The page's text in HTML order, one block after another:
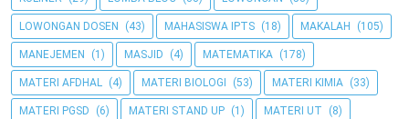
LOWONGAN DOSEN (43) MAHASISWA IPTS (18) MAKALAH (105)
MANEJEMEN (1) MASJID (4) MATEMATIKA (178)
MATERI AFDHAL (4) MATERI BIOLOGI (53) MATERI KIMIA (33)
MATERI PGSD (6) MATERI STAND UP (1) MATERI UT (8)